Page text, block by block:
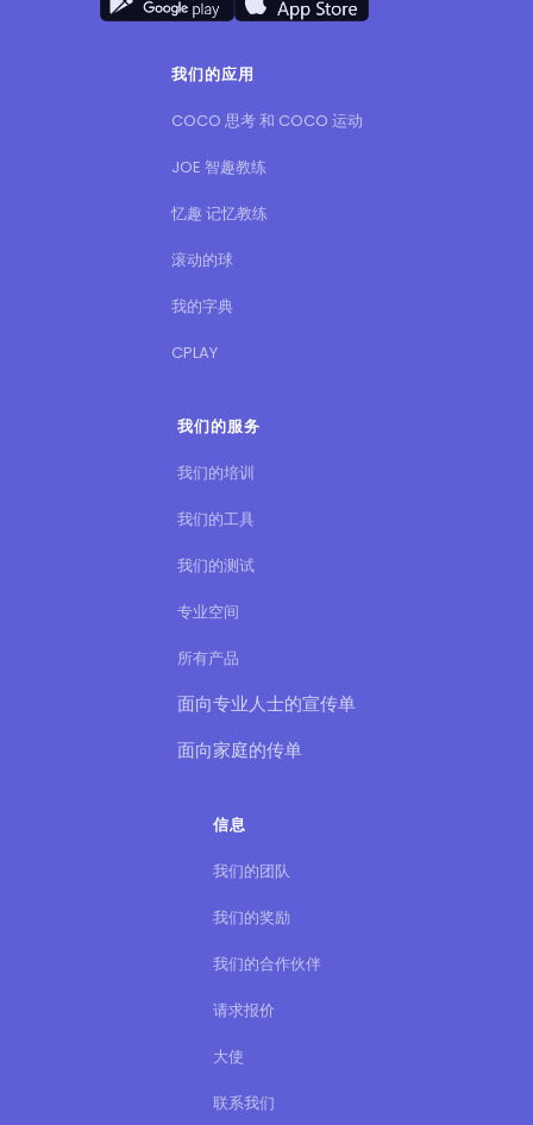
我们的应用
COCO 思考 和 COCO 运动
JOE 智趣教练
忆趣 记忆教练
滚动的球
我的字典
CPLAY
我们的服务
我们的培训
我们的工具
我们的测试
专业空间
所有产品
面向专业人士的宣传单
面向家庭的传单
信息
我们的团队
我们的奖励
我们的合作伙伴
请求报价
大使
联系我们